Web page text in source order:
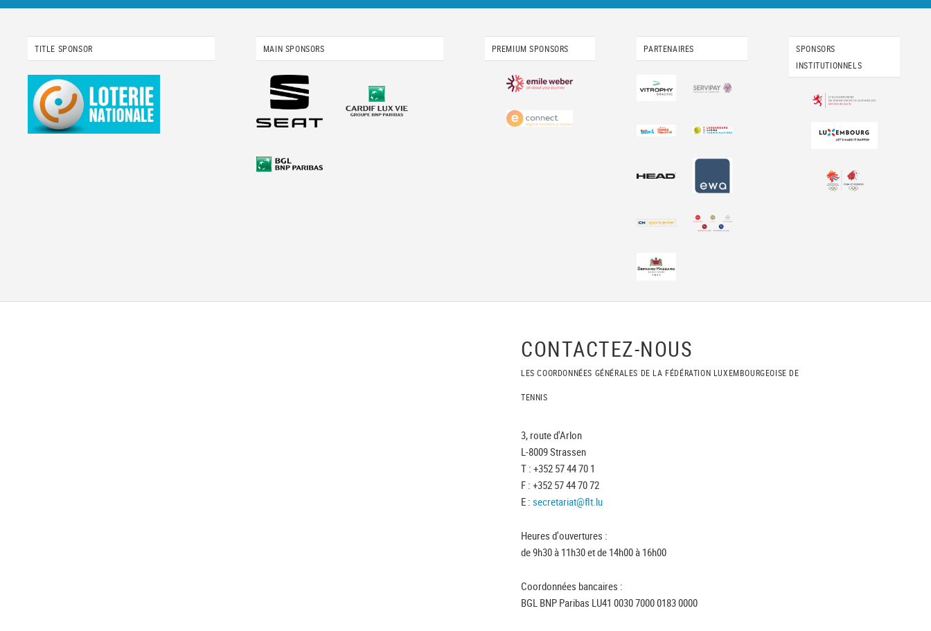
TITLE SPONSOR MAIN SPONSORS PREMIUM SPONSORS PARTENAIRES
SPONSORS
INSTITUTIONNELS
CONTACTEZ-NOUS
LES COORDONNÉES GÉNÉRALES DE LA FÉDÉRATION LUXEMBOURGEOISE DE
TENNIS
3, route d'Arlon
L-8009 Strassen
T : +352 57 44 70 1
F : +352 57 44 70 72
E : secretariat@flt.lu
Heures d'ouvertures :
de 9h30 à 11h30 et de 14h00 à 16h00
Coordonnées bancaires :
BGL BNP Paribas LU41 0030 7000 0183 0000